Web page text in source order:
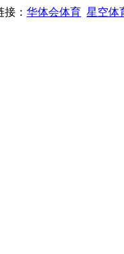
： 华体会体育 星空体